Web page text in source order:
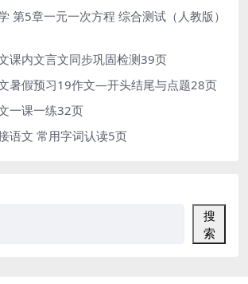
第5章一元一次方程 综合测试（人教版）
课内文言文同步巩固检测39页
暑假预习19作文—开头结尾与点题28页
一课一练32页
语文 常用字词认读5页
搜
索